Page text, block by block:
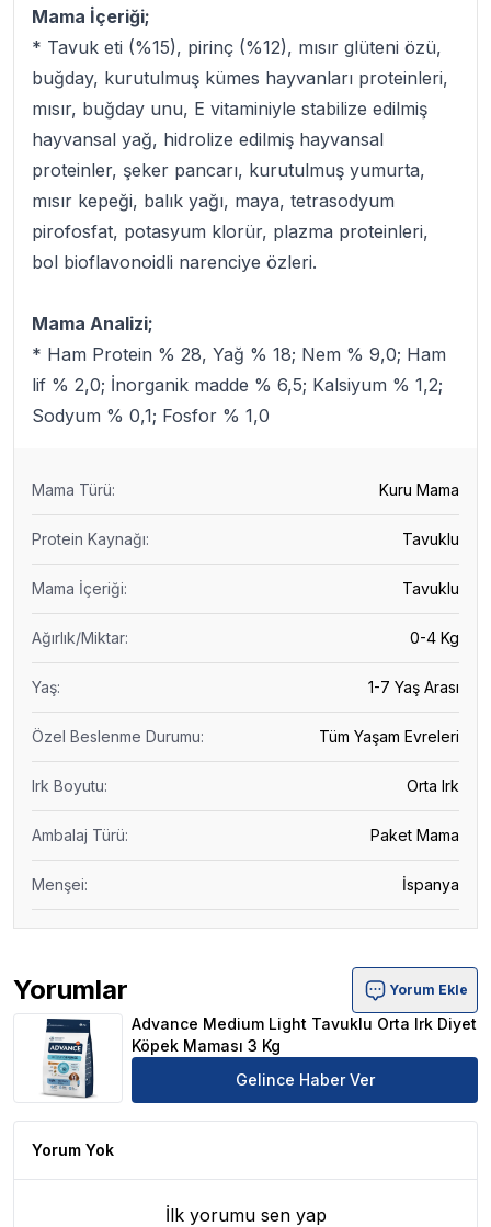
Mama İçeriği;
* Tavuk eti (%15), pirinç (%12), mısır glüteni özü,
buğday, kurutulmuş kümes hayvanları proteinleri,
mısır, buğday unu, E vitaminiyle stabilize edilmiş
hayvansal yağ, hidrolize edilmiş hayvansal
proteinler, şeker pancarı, kurutulmuş yumurta,
mısır kepeği, balık yağı, maya, tetrasodyum
pirofosfat, potasyum klorür, plazma proteinleri,
bol bioflavonoidli narenciye özleri.
Mama Analizi;
* Ham Protein % 28, Yağ % 18; Nem % 9,0; Ham
lif % 2,0; İnorganik madde % 6,5; Kalsiyum % 1,2;
Sodyum % 0,1; Fosfor % 1,0
Mama Türü: Kuru Mama
Protein Kaynağı: Tavuklu
Mama İçeriği: Tavuklu
Ağırlık/Miktar: 0-4 Kg
Yaş: 1-7 Yaş Arası
Özel Beslenme Durumu: Tüm Yaşam Evreleri
Irk Boyutu: Orta Irk
Ambalaj Türü: Paket Mama
Menşei: İspanya
Yorumlar
Advance Medium Light Tavuklu Orta Irk Diyet Köpek
Yorum Ekle
Advance Medium Light Tavuklu Orta Irk Diyet
Köpek Maması 3 Kg
Gelince Haber Ver
Yorum Yok
İlk yorumu sen yap